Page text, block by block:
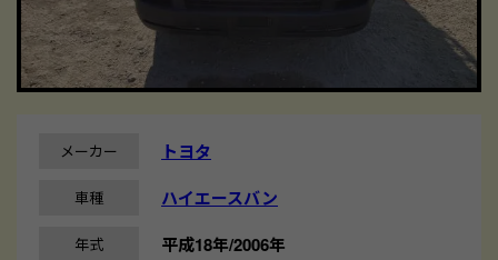
メーカー トヨタ
車種 ハイエースバン
年式 平成18年/2006年